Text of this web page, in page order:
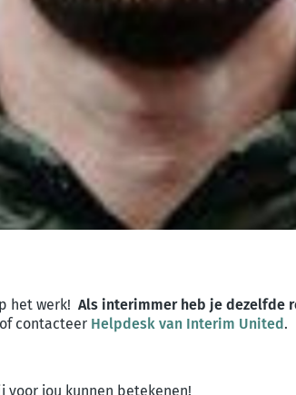
het werk! Als interimmer heb je dezelfde
contacteer Helpdesk van Interim United .
voor jou kunnen betekenen!